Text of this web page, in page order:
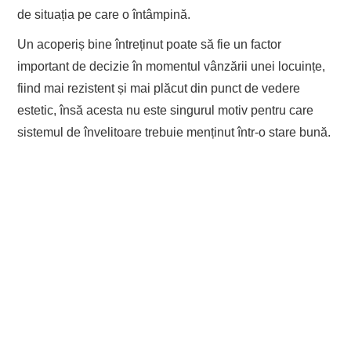
de situația pe care o întâmpină.
Un acoperiș bine întreținut poate să fie un factor
important de decizie în momentul vânzării unei locuințe,
fiind mai rezistent și mai plăcut din punct de vedere
estetic, însă acesta nu este singurul motiv pentru care
sistemul de învelitoare trebuie menținut într-o stare bună.